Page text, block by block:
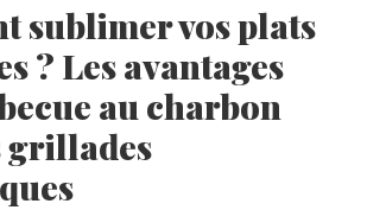
sublimer vos plats
? Les avantages
au charbon
grillades